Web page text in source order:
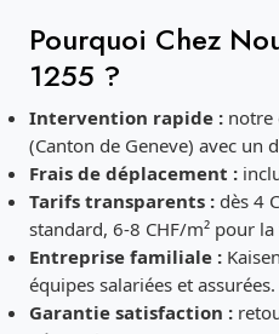
Pourquoi Chez
1255 ?
Intervention rapide :notre
(Canton de Geneve) avec un
Frais de déplacement :
Tarifs transparents :dès 4
standard, 6-8 CHF/m² pour
Entreprise familiale :
équipes salariées et assurées.
Garantie satisfaction :